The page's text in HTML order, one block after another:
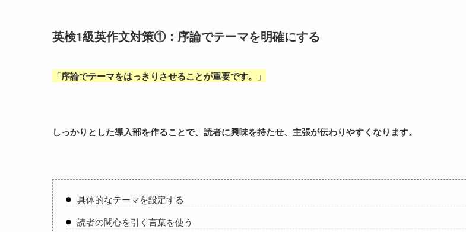
英検1級英作文対策①：序論でテーマを明確にする
「序論でテーマをはっきりさせることが重要です。 」
しっかりとした導入部を作ることで、読者に興味を持たせ、主張が伝わりやすくなります。
具体的なテーマを設定する
読者の関心を引く言葉を使う